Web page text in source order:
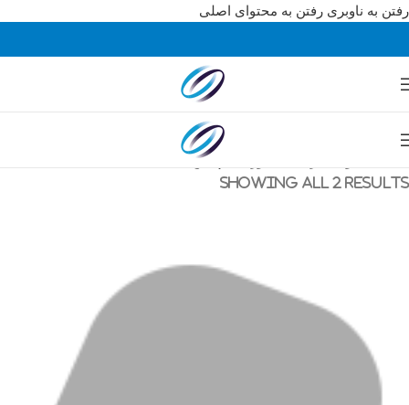
رفتن به ناوبری رفتن به محتوای اصلی
محصولات برچسب خورده “پکس d230”
Showing all 2 results